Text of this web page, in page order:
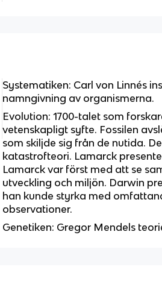
Systematiken: Carl von Linnés
namngivning av organismerna.
Evolution: 1700-talet som
vetenskapligt syfte. Fossilen
som skiljde sig från de nutida.
katastrofteori. Lamarck
Lamarck var först med att se
utveckling och miljön. Darwin
han kunde styrka med
observationer.
Genetiken: Gregor Mendels